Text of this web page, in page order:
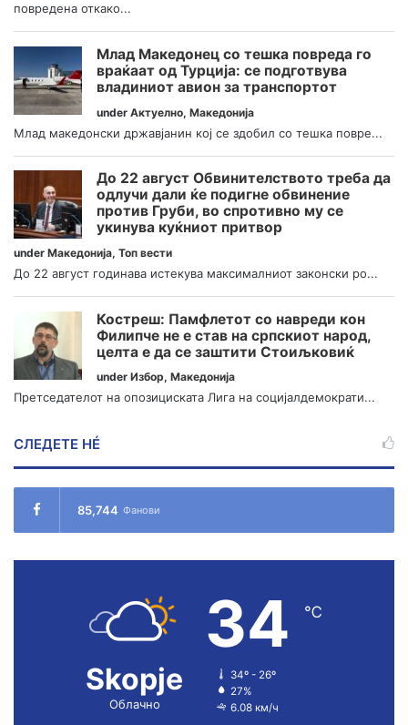
повредена откако...
Млад Македонец со тешка повреда го
враќаат од Турција: се подготвува
владиниот авион за транспортот
under Актуелно, Македонија
Млад македонски државјанин кој се здобил со тешка повре...
До 22 август Обвинителството треба да
одлучи дали ќе подигне обвинение
против Груби, во спротивно му се
укинува куќниот притвор
under Македонија, Топ вести
До 22 август годинава истекува максималниот законски ро...
Костреш: Памфлетот со навреди кон
Филипче не е став на српскиот народ,
целта е да се заштити Стоиљковиќ
under Избор, Македонија
Претседателот на опозициската Лига на социјалдемократи...
СЛЕДЕТЕ НÉ
85,744 Фанови
Skopje
Облачно
34 ℃
34º - 26º
27%
6.08 км/ч